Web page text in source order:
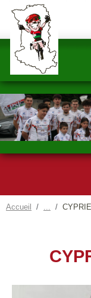
Accueil
Panneau de gestion